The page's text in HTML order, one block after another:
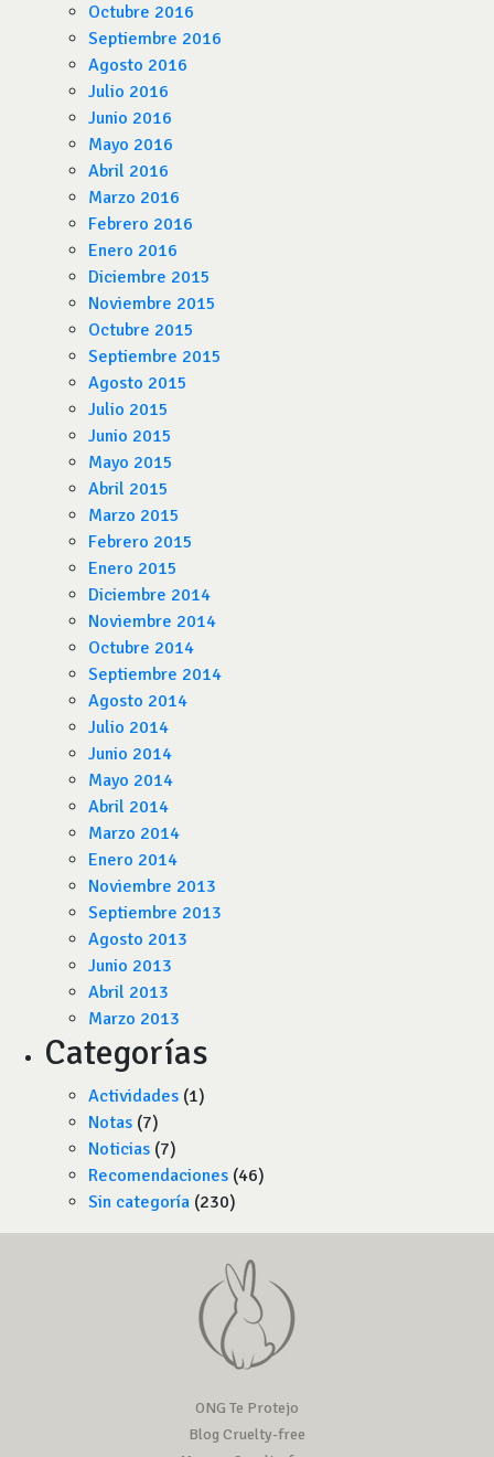
Octubre 2016
Septiembre 2016
Agosto 2016
Julio 2016
Junio 2016
Mayo 2016
Abril 2016
Marzo 2016
Febrero 2016
Enero 2016
Diciembre 2015
Noviembre 2015
Octubre 2015
Septiembre 2015
Agosto 2015
Julio 2015
Junio 2015
Mayo 2015
Abril 2015
Marzo 2015
Febrero 2015
Enero 2015
Diciembre 2014
Noviembre 2014
Octubre 2014
Septiembre 2014
Agosto 2014
Julio 2014
Junio 2014
Mayo 2014
Abril 2014
Marzo 2014
Enero 2014
Noviembre 2013
Septiembre 2013
Agosto 2013
Junio 2013
Abril 2013
Marzo 2013
Categorías
Actividades (1)
Notas (7)
Noticias (7)
Recomendaciones (46)
Sin categoría (230)
ONG Te Protejo
Blog Cruelty-free